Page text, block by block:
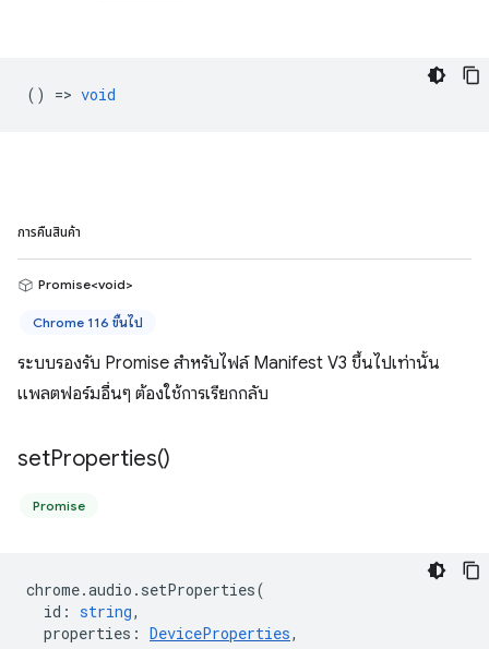
() => void
การคืนสินค้า
Promise<void>
Chrome 116 ขึ้นไป
ระบบรองรับ Promise สำหรับไฟล์ Manifest V3 ขึ้นไปเท่านั้น
แพลตฟอร์มอื่นๆ ต้องใช้การเรียกกลับ
setProperties()
Promise
chrome.audio . setProperties(
id : string,
properties : DeviceProperties,